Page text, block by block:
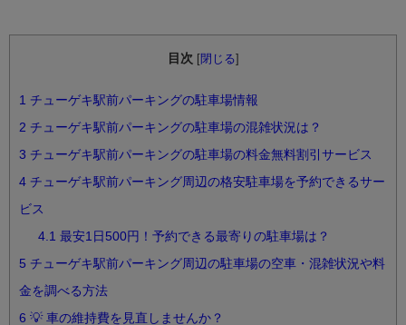
目次 閉じる
1 チューゲキ駅前パーキングの駐車場情報
2 チューゲキ駅前パーキングの駐車場の混雑状況は？
3 チューゲキ駅前パーキングの駐車場の料金無料割引サービス
4 チューゲキ駅前パーキング周辺の格安駐車場を予約できるサー
ビス
4.1 最安1日500円！予約できる最寄りの駐車場は？
5 チューゲキ駅前パーキング周辺の駐車場の空車・混雑状況や料
金を調べる方法
6 💡 車の維持費を見直しませんか？